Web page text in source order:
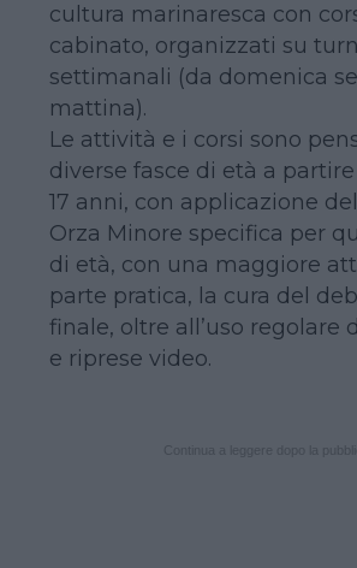
cultura marinaresca con
cabinato, organizzati su
settimanali (da domenica
mattina).
Le attività e i corsi sono
diverse fasce di età a
17 anni, con applicazione
Orza Minore specifica per
di età, con una maggiore
parte pratica, la cura del
finale, oltre all’uso regolare
e riprese video.